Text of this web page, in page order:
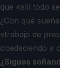
que «allí todo
¿Con qué
«trabajo de
obedeciendo a
¿Sigues